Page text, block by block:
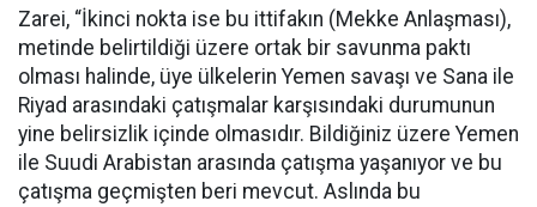
Zarei, “İkinci nokta ise bu ittifakın (Mekke Anlaşması),
metinde belirtildiği üzere ortak bir savunma paktı
olması halinde, üye ülkelerin Yemen savaşı ve Sana ile
Riyad arasındaki çatışmalar karşısındaki durumunun
yine belirsizlik içinde olmasıdır. Bildiğiniz üzere Yemen
ile Suudi Arabistan arasında çatışma yaşanıyor ve bu
çatışma geçmişten beri mevcut. Aslında bu